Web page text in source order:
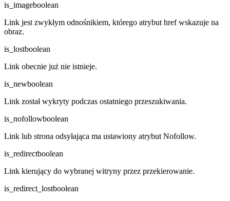
is_imageboolean
Link jest zwykłym odnośnikiem, którego atrybut href wskazuje na
obraz.
is_lostboolean
Link obecnie już nie istnieje.
is_newboolean
Link został wykryty podczas ostatniego przeszukiwania.
is_nofollowboolean
Link lub strona odsyłająca ma ustawiony atrybut Nofollow.
is_redirectboolean
Link kierujący do wybranej witryny przez przekierowanie.
is_redirect_lostboolean